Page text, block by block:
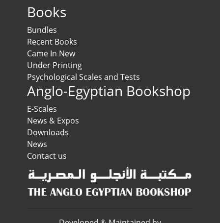
Books
Bundles
Recent Books
Came In New
Under Printing
Psychological Scales and Tests
Anglo-Egyptian Bookshop
E-Scales
News & Expos
Downloads
News
Contact us